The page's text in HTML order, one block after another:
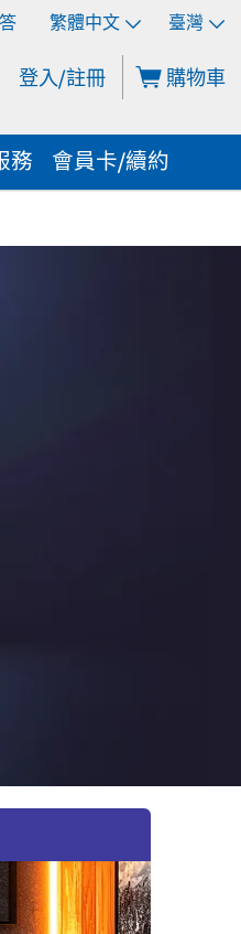
繁體中文 臺灣
登入/註冊 購物車
務 會員卡/續約